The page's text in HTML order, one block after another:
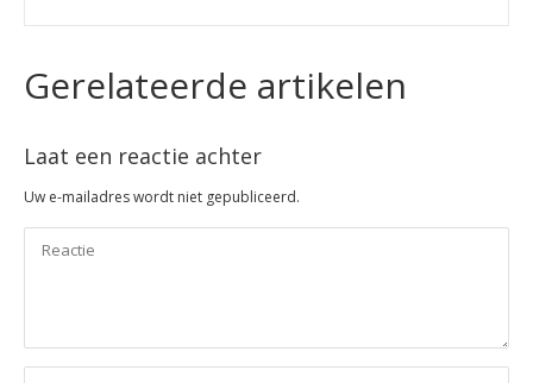
Gerelateerde artikelen
Laat een reactie achter
Uw e-mailadres wordt niet gepubliceerd.